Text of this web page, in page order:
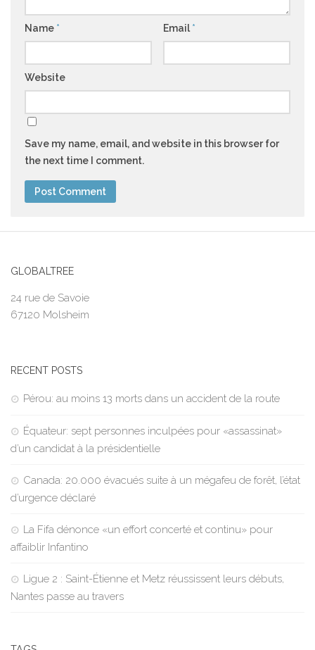
Name * Email *
Website
Save my name, email, and website in this browser for
the next time I comment.
GLOBALTREE
24 rue de Savoie
67120 Molsheim
RECENT POSTS
Pérou: au moins 13 morts dans un accident de la route
Équateur: sept personnes inculpées pour «assassinat»
d’un candidat à la présidentielle
Canada: 20.000 évacués suite à un mégafeu de forêt, l’état
d’urgence déclaré
La Fifa dénonce «un effort concerté et continu» pour
affaiblir Infantino
Ligue 2 : Saint-Étienne et Metz réussissent leurs débuts,
Nantes passe au travers